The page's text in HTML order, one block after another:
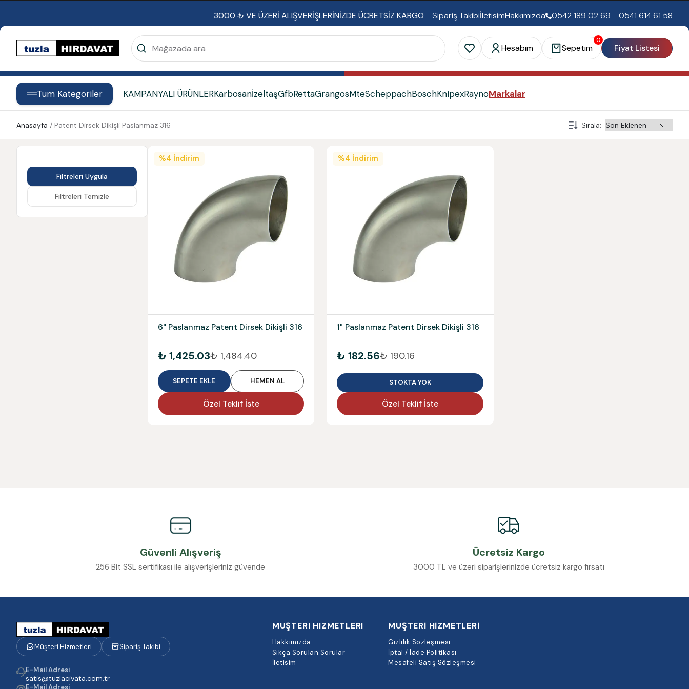
3000 ₺ VE ÜZERİ ALIŞVERİŞLERİNİZDE ÜCRETSİZ KARGO Sipariş TakibiİletisimHakkımızda 0542 189 02 69 - 0541 614 61 58
Hesabım
0
Sepetim Fiyat Listesi
Tüm Kategoriler KAMPANYALI ÜRÜNLERKarbosanİzeltaşGfbRettaGrangosMteScheppachBoschKnipexRaynoMarkalar
Anasayfa / Patent Dirsek Dikişli Paslanmaz 316 Sırala:
Filtreleri Uygula
Filtreleri Temizle
%4 İndirim
6" Paslanmaz Patent Dirsek Dikişli 316
₺ 1,425.03₺ 1,484.40
SEPETE EKLE HEMEN AL
Özel Teklif İste
%4 İndirim
1" Paslanmaz Patent Dirsek Dikişli 316
₺ 182.56₺ 190.16
STOKTA YOK
Özel Teklif İste
Güvenli Alışveriş
256 Bit SSL sertifikası ile alışverişleriniz güvende
Ücretsiz Kargo
3000 TL ve üzeri siparişlerinizde ücretsiz kargo fırsatı
Müşteri Hizmetleri Sipariş Takibi
E-Mail Adresi
satis@tuzlacivata.com.tr
E-Mail Adresi
MÜŞTERI HIZMETLERI
Hakkımızda
Sıkça Sorulan Sorular
İletisim
MÜŞTERİ HİZMETLERİ
Gizlilik Sözleşmesi
İptal / İade Politikası
Mesafeli Satış Sözleşmesi